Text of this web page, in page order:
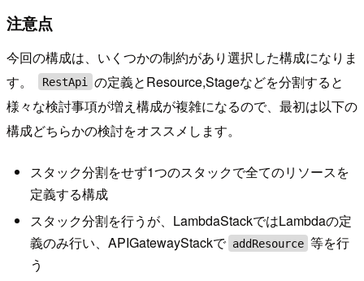
注意点
今回の構成は、いくつかの制約があり選択した構成になりま
す。
RestApi
の定義とResource,Stageなどを分割すると
様々な検討事項が増え構成が複雑になるので、最初は以下の
構成どちらかの検討をオススメします。
スタック分割をせず1つのスタックで全てのリソースを
定義する構成
スタック分割を行うが、LambdaStackではLambdaの定
義のみ行い、APIGatewayStackで addResource 等を行
う